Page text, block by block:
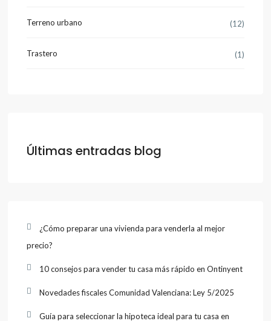
Terreno urbano (12)
Trastero (1)
Últimas entradas blog
¿Cómo preparar una vivienda para venderla al mejor
precio?
10 consejos para vender tu casa más rápido en Ontinyent
Novedades fiscales Comunidad Valenciana: Ley 5/2025
Guía para seleccionar la hipoteca ideal para tu casa en